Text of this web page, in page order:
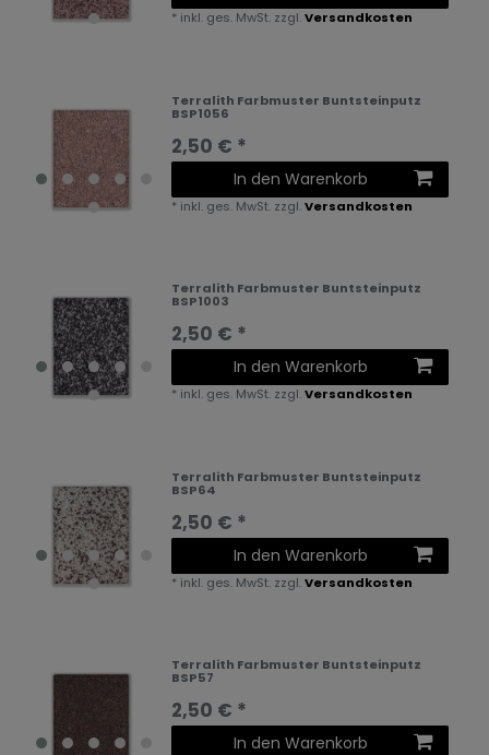
* inkl. ges. MwSt. zzgl.Versandkosten
Terralith Farbmuster Buntsteinputz
BSP1056
2,50 € *
In den Warenkorb
* inkl. ges. MwSt. zzgl.Versandkosten
Terralith Farbmuster Buntsteinputz
BSP1003
2,50 € *
In den Warenkorb
* inkl. ges. MwSt. zzgl.Versandkosten
Terralith Farbmuster Buntsteinputz
BSP64
2,50 € *
In den Warenkorb
* inkl. ges. MwSt. zzgl.Versandkosten
Terralith Farbmuster Buntsteinputz
BSP57
2,50 € *
In den Warenkorb